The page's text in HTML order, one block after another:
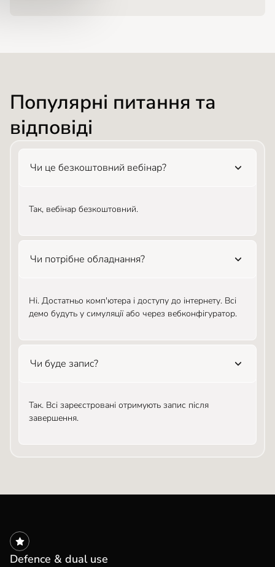
Популярні питання та
відповіді
Чи це безкоштовний вебінар?
Так, вебінар безкоштовний.
Чи потрібне обладнання?
Ні. Достатньо комп'ютера і доступу до інтернету. Всі
демо будуть у симуляції або через вебконфігуратор.
Чи буде запис?
Так. Всі зареєстровані отримують запис після
завершення.
Defence & dual use